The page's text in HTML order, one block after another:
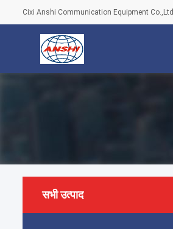
Cixi Anshi Communication Equipment Co.,Ltd
सभी उत्पाद